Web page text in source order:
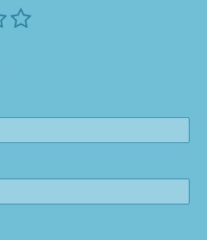
5
e
n
S